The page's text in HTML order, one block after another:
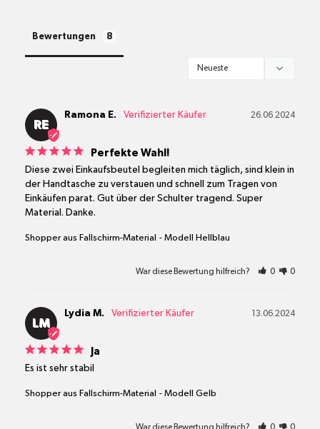
Bewertungen
RE
26.06.2024
Ramona E.
Perfekte Wahl!
Diese zwei Einkaufsbeutel begleiten mich täglich, sind klein in
der Handtasche zu verstauen und schnell zum Tragen von
Einkäufen parat. Gut über der Schulter tragend. Super
Material. Danke.
Shopper aus Fallschirm-Material Modell Hellblau
War diese Bewertung hilfreich? 0 0
LM
13.06.2024
Lydia M.
Ja
Es ist sehr stabil
Shopper aus Fallschirm-Material Modell Gelb
War diese Bewertung hilfreich? 0 0